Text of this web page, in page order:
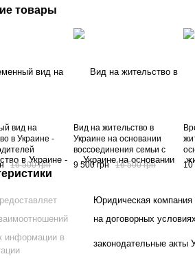
товары
вид на
в Украине -
получивших
вид на
16 500 грн
Вид на жительство в
Украине на основании
воссоединения семьи с
иностранцем получивший
вида на жительство в
9 500 грн 16 500 грн 10
Юридическая
на договорных
информации в
законодательные акты